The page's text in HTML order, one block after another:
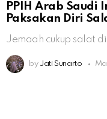
PPIH Arab Saudi
Paksakan Diri
Jemaah cukup salat
by Jati Sunarto